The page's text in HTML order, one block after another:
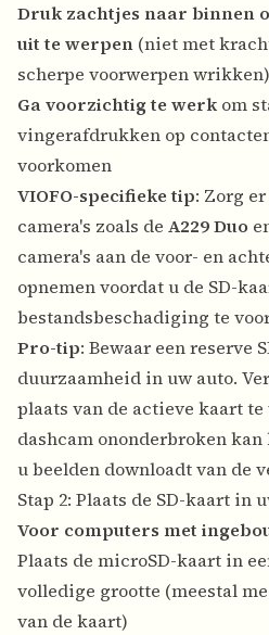
Druk zachtjes naar binnen
uit te werpen (niet met
scherpe voorwerpen wrikken)
Ga voorzichtig te werk om
vingerafdrukken op
voorkomen
VIOFO-specifieke tip: Zorg
camera's zoals de A229 Duo
camera's aan de voor- en
opnemen voordat u de SD-
bestandsbeschadiging te
Pro-tip: Bewaar een reserve
duurzaamheid in uw auto.
plaats van de actieve kaart
dashcam ononderbroken
u beelden downloadt van de
Stap 2: Plaats de SD-kaart in
Voor computers met
Plaats de microSD-kaart in
volledige grootte (meestal
van de kaart)